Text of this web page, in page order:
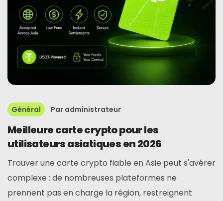
Général Par administrateur
Meilleure carte crypto pour les
utilisateurs asiatiques en 2026
Trouver une carte crypto fiable en Asie peut s'avérer
complexe : de nombreuses plateformes ne
prennent pas en charge la région, restreignent